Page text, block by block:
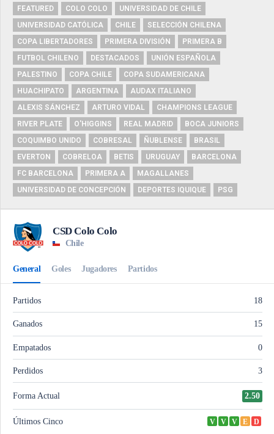
FEATURED COLO COLO
UNIVERSIDAD DE CHILE
UNIVERSIDAD CATÓLICA
CHILE
SELECCIÓN CHILENA
COPA LIBERTADORES
PRIMERA DIVISIÓN
PRIMERA B
FUTBOL CHILENO
DESTACADOS
UNIÓN ESPAÑOLA
PALESTINO
COPA CHILE
COPA SUDAMERICANA
HUACHIPATO
ARGENTINA
AUDAX ITALIANO
ALEXIS SÁNCHEZ
ARTURO VIDAL
CHAMPIONS LEAGUE
RIVER PLATE
O'HIGGINS REAL MADRID
BOCA JUNIORS
COQUIMBO UNIDO
COBRESAL ÑUBLENSE
BRASIL
EVERTON
COBRELOA BETIS URUGUAY
BARCELONA
FC BARCELONA
PRIMERA A
MAGALLANES
UNIVERSIDAD DE CONCEPCIÓN
DEPORTES IQUIQUE PSG